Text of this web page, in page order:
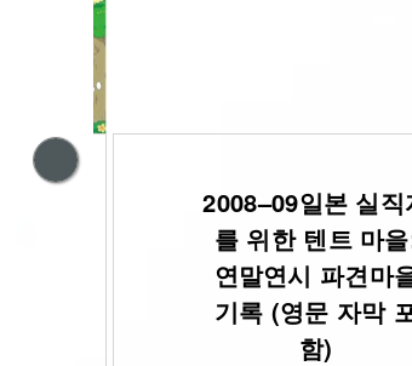
2008–09일본 실직자
를 위한 텐트 마을:
연말연시 파견마을
기록 (영문 자막 포
함)